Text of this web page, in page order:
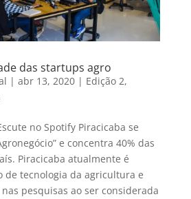
das startups agro
| abr 13, 2020| Edição 2,
no Spotify Piracicaba se
e concentra 40% das
Piracicaba atualmente é
de tecnologia da agricultura e
pesquisas ao ser considerada